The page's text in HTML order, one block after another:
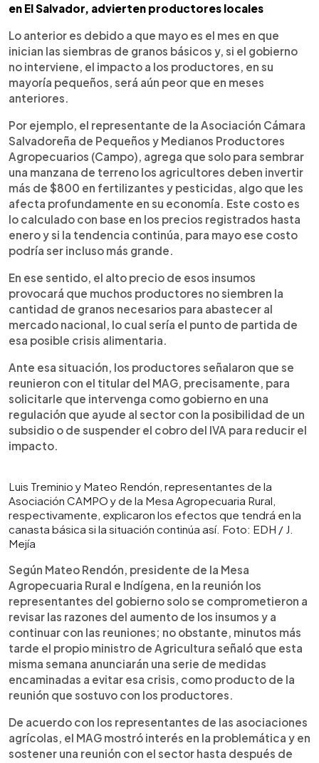
en El Salvador, advierten productores locales
Lo anterior es debido a que mayo es el mes en que
inician las siembras de granos básicos y, si el gobierno
no interviene, el impacto a los productores, en su
mayoría pequeños, será aún peor que en meses
anteriores.
Por ejemplo, el representante de la Asociación Cámara
Salvadoreña de Pequeños y Medianos Productores
Agropecuarios (Campo), agrega que solo para sembrar
una manzana de terreno los agricultores deben invertir
más de $800 en fertilizantes y pesticidas, algo que les
afecta profundamente en su economía. Este costo es
lo calculado con base en los precios registrados hasta
enero y si la tendencia continúa, para mayo ese costo
podría ser incluso más grande.
En ese sentido, el alto precio de esos insumos
provocará que muchos productores no siembren la
cantidad de granos necesarios para abastecer al
mercado nacional, lo cual sería el punto de partida de
esa posible crisis alimentaria.
Ante esa situación, los productores señalaron que se
reunieron con el titular del MAG, precisamente, para
solicitarle que intervenga como gobierno en una
regulación que ayude al sector con la posibilidad de un
subsidio o de suspender el cobro del IVA para reducir el
impacto.
Luis Treminio y Mateo Rendón, representantes de la
Asociación CAMPO y de la Mesa Agropecuaria Rural,
respectivamente, explicaron los efectos que tendrá en la
canasta básica si la situación continúa así. Foto: EDH / J.
Mejía
Según Mateo Rendón, presidente de la Mesa
Agropecuaria Rural e Indígena, en la reunión los
representantes del gobierno solo se comprometieron a
revisar las razones del aumento de los insumos y a
continuar con las reuniones; no obstante, minutos más
tarde el propio ministro de Agricultura señaló que esta
misma semana anunciarán una serie de medidas
encaminadas a evitar esa crisis, como producto de la
reunión que sostuvo con los productores.
De acuerdo con los representantes de las asociaciones
agrícolas, el MAG mostró interés en la problemática y en
sostener una reunión con el sector hasta después de